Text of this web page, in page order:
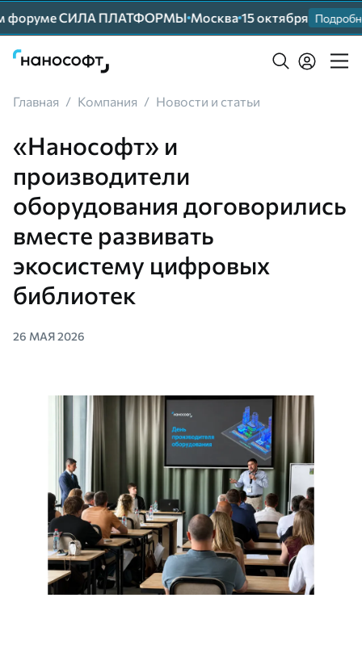
форуме СИЛА ПЛАТФОРМЫ Москва 15 октября Подробнее
Главная / Компания / Новости и статьи
«Нанософт» и
производители
оборудования договорились
вместе развивать
экосистему цифровых
библиотек
26 МАЯ 2026